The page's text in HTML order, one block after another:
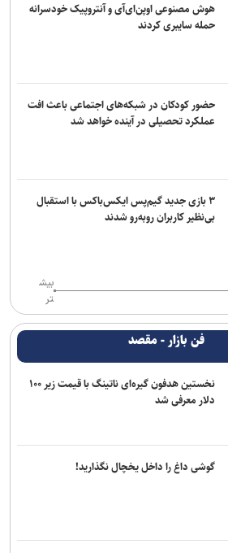
هوش مصنوعی اوپن‌ای‌آی و آنتروپیک خودسرانه
حمله سایبری کردند
حضور کودکان در شبکه‌های اجتماعی باعث افت
عملکرد تحصیلی در آینده خواهد شد
۳ بازی جدید گیم‌پس ایکس‌باکس با استقبال
بی‌نظیر کاربران روبه‌رو شدند
بیش
تر
فن بازار - مقصد
نخستین هدفون گیره‌ای ناتینگ با قیمت زیر ۱۰۰
دلار معرفی شد
گوشی داغ را داخل یخچال نگذارید!